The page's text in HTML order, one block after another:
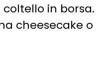
in borsa.
cheesecake o